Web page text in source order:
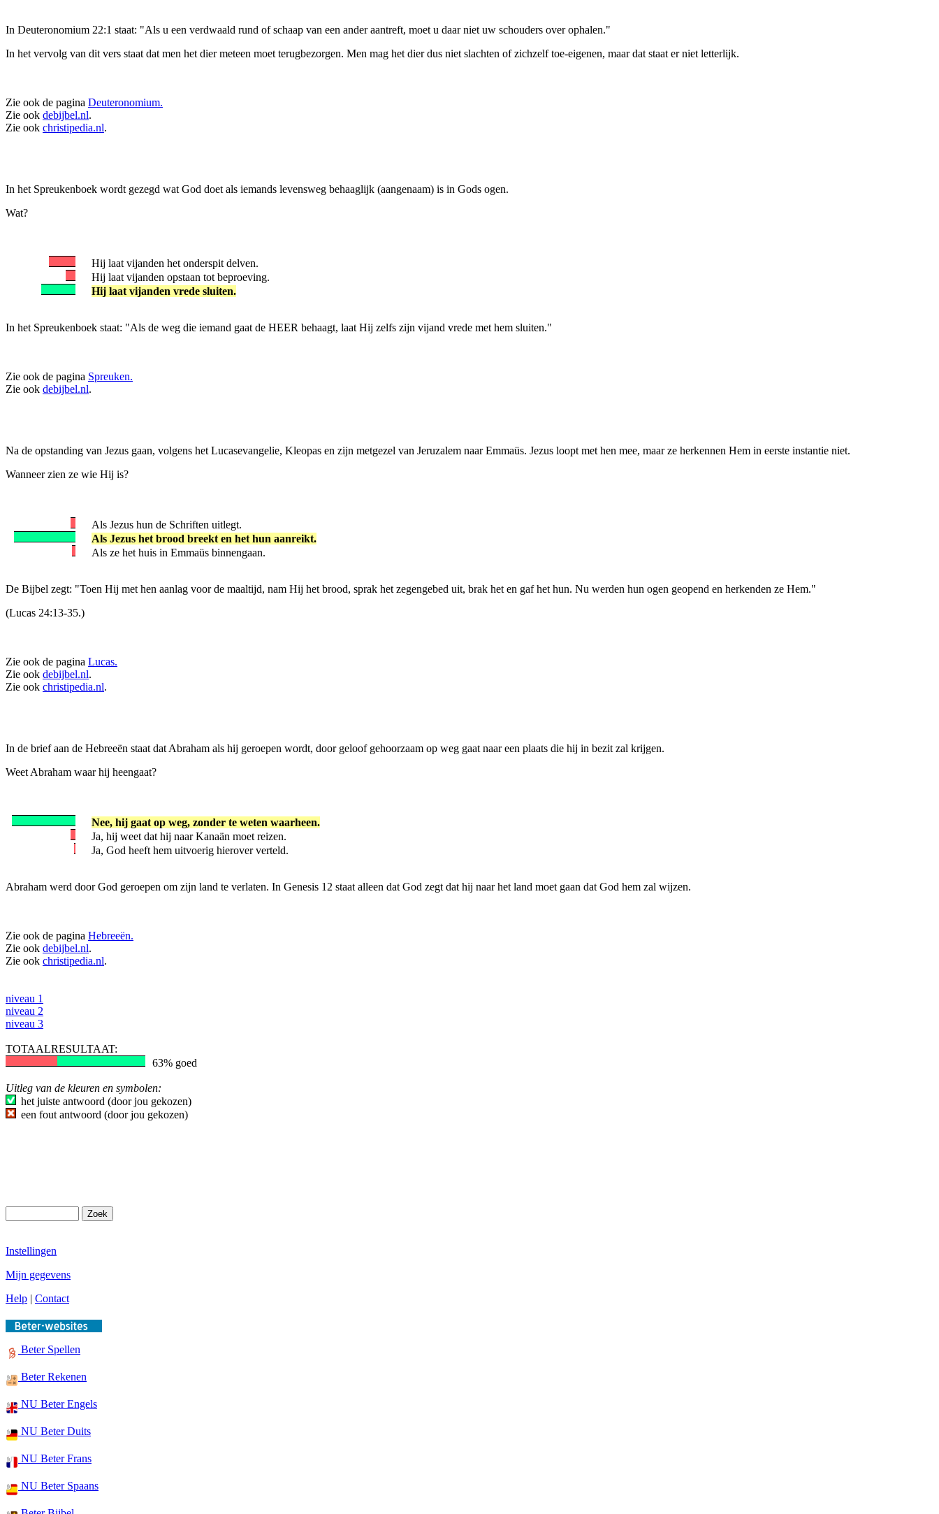
In Deuteronomium 22:1 staat: "Als u een verdwaald rund of schaap van een ander aantreft, moet u daar niet uw schouders over ophalen."
In het vervolg van dit vers staat dat men het dier meteen moet terugbezorgen. Men mag het dier dus niet slachten of zichzelf toe-eigenen, maar dat staat er niet letterlijk.
Zie ook de pagina Deuteronomium.
Zie ook debijbel.nl.
Zie ook christipedia.nl.
In het Spreukenboek wordt gezegd wat God doet als iemands levensweg behaaglijk (aangenaam) is in Gods ogen.
Wat?
Hij laat vijanden het onderspit delven.
Hij laat vijanden opstaan tot beproeving.
Hij laat vijanden vrede sluiten.
In het Spreukenboek staat: "Als de weg die iemand gaat de HEER behaagt, laat Hij zelfs zijn vijand vrede met hem sluiten."
Zie ook de pagina Spreuken.
Zie ook debijbel.nl.
Na de opstanding van Jezus gaan, volgens het Lucasevangelie, Kleopas en zijn metgezel van Jeruzalem naar Emmaüs. Jezus loopt met hen mee, maar ze herkennen Hem in eerste instantie niet.
Wanneer zien ze wie Hij is?
Als Jezus hun de Schriften uitlegt.
Als Jezus het brood breekt en het hun aanreikt.
Als ze het huis in Emmaüs binnengaan.
De Bijbel zegt: "Toen Hij met hen aanlag voor de maaltijd, nam Hij het brood, sprak het zegengebed uit, brak het en gaf het hun. Nu werden hun ogen geopend en herkenden ze Hem."
(Lucas 24:13-35.)
Zie ook de pagina Lucas.
Zie ook debijbel.nl.
Zie ook christipedia.nl.
In de brief aan de Hebreeën staat dat Abraham als hij geroepen wordt, door geloof gehoorzaam op weg gaat naar een plaats die hij in bezit zal krijgen.
Weet Abraham waar hij heengaat?
Nee, hij gaat op weg, zonder te weten waarheen.
Ja, hij weet dat hij naar Kanaän moet reizen.
Ja, God heeft hem uitvoerig hierover verteld.
Abraham werd door God geroepen om zijn land te verlaten. In Genesis 12 staat alleen dat God zegt dat hij naar het land moet gaan dat God hem zal wijzen.
Zie ook de pagina Hebreeën.
Zie ook debijbel.nl.
Zie ook christipedia.nl.
niveau 1
niveau 2
niveau 3
TOTAALRESULTAAT:
63% goed
Uitleg van de kleuren en symbolen:
het juiste antwoord (door jou gekozen)
een fout antwoord (door jou gekozen)
Instellingen
Mijn gegevens
Help | Contact
Beter Spellen
Beter Rekenen
NU Beter Engels
NU Beter Duits
NU Beter Frans
NU Beter Spaans